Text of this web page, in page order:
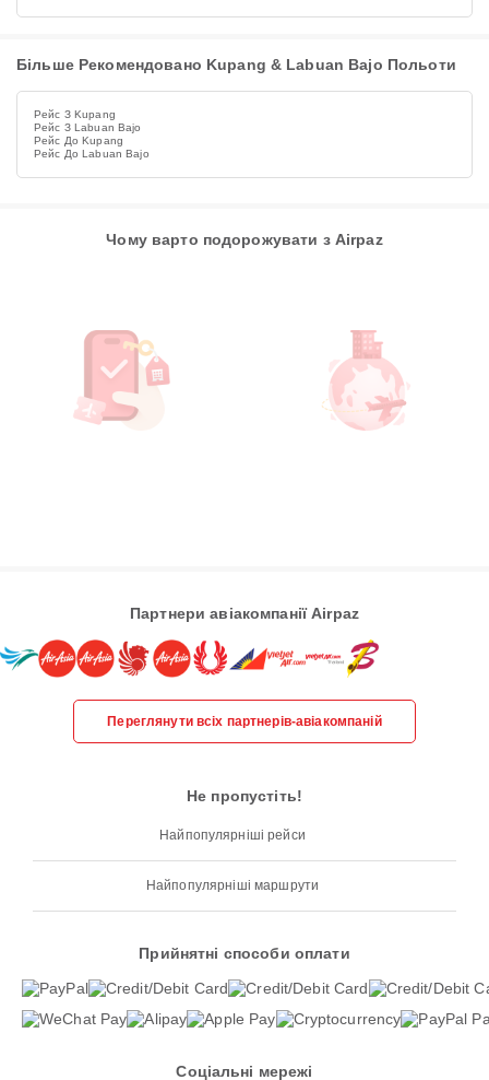
Більше Рекомендовано Kupang & Labuan Bajo Польоти
Рейс З Kupang
Рейс З Labuan Bajo
Рейс До Kupang
Рейс До Labuan Bajo
Чому варто подорожувати з Airpaz
Партнери авіакомпанії Airpaz
Переглянути всіх партнерів-авіакомпаній
Не пропустіть!
Найпопулярніші рейси
Найпопулярніші маршрути
Прийнятні способи оплати
Соціальні мережі